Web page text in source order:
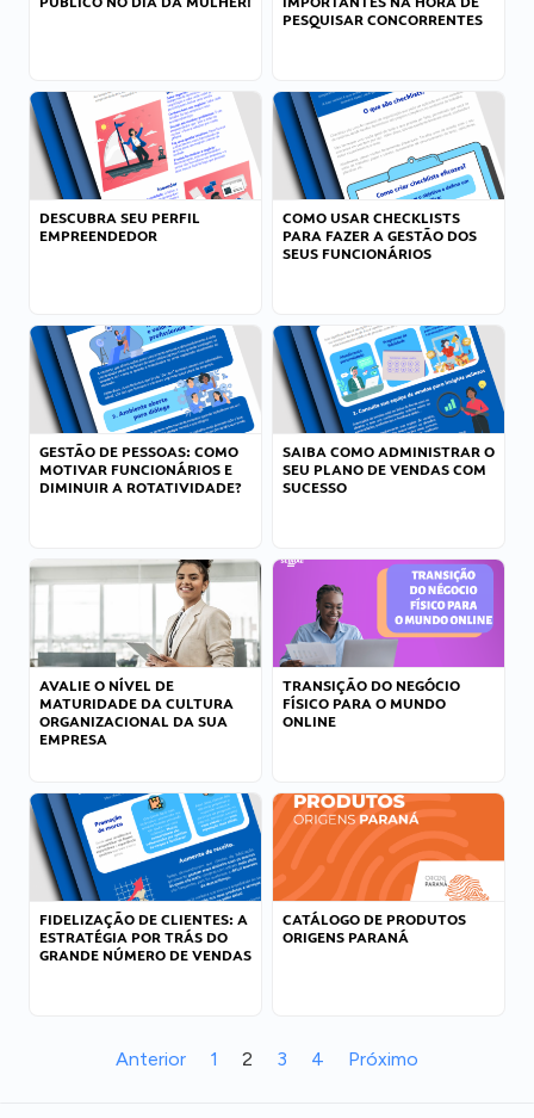
PESQUISAR CONCORRENTES
DESCUBRA SEU PERFIL
EMPREENDEDOR
COMO USAR CHECKLISTS
PARA FAZER A GESTÃO DOS
SEUS FUNCIONÁRIOS
GESTÃO DE PESSOAS: COMO
MOTIVAR FUNCIONÁRIOS E
DIMINUIR A ROTATIVIDADE?
SAIBA COMO ADMINISTRAR O
SEU PLANO DE VENDAS COM
SUCESSO
AVALIE O NÍVEL DE
MATURIDADE DA CULTURA
ORGANIZACIONAL DA SUA
EMPRESA
TRANSIÇÃO DO NEGÓCIO
FÍSICO PARA O MUNDO
ONLINE
FIDELIZAÇÃO DE CLIENTES: A
ESTRATÉGIA POR TRÁS DO
GRANDE NÚMERO DE VENDAS
CATÁLOGO DE PRODUTOS
ORIGENS PARANÁ
Anterior 1 2 3 4 Próximo